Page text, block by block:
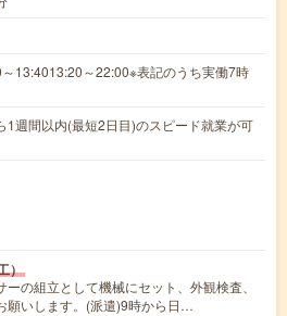
13:4013:20～22:00※表記のうち実働7時
1週間以内(最短2日目)のスピード就業が可
）
の組立として機械にセット、外観検査、
願いします。(派遣)9時から日…